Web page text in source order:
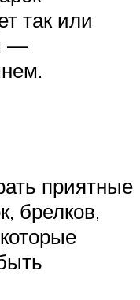
так или
—
приятные
брелков,